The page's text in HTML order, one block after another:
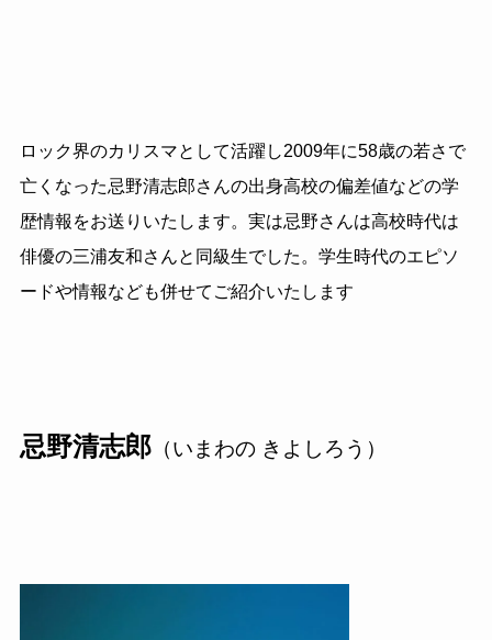
ロック界のカリスマとして活躍し2009年に58歳の若さで
亡くなった忌野清志郎さんの出身高校の偏差値などの学
歴情報をお送りいたします。実は忌野さんは高校時代は
俳優の三浦友和さんと同級生でした。学生時代のエピソ
ードや情報なども併せてご紹介いたします
忌野清志郎（いまわの きよしろう）